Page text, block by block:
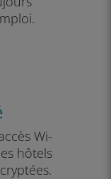
Wi-
hôtels